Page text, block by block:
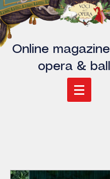
Online
opera &